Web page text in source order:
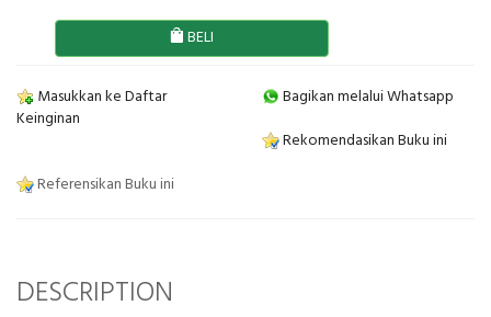
BELI
Masukkan ke Daftar
Keinginan
Bagikan melalui Whatsapp
Rekomendasikan Buku ini
Referensikan Buku ini
DESCRIPTION